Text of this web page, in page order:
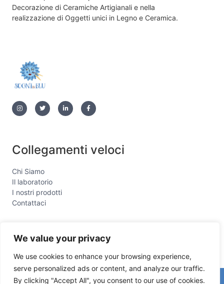
We value your privacy
We use cookies to enhance your browsing experience,
serve personalized ads or content, and analyze our traffic.
By clicking "Accept All", you consent to our use of cookies.
Decorazione di Ceramiche Artigianali e nella
realizzazione di Oggetti unici in Legno e Ceramica.
Collegamenti veloci
Chi Siamo
Il laboratorio
I nostri prodotti
Contattaci